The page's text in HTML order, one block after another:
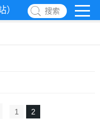
） 搜索
1 2